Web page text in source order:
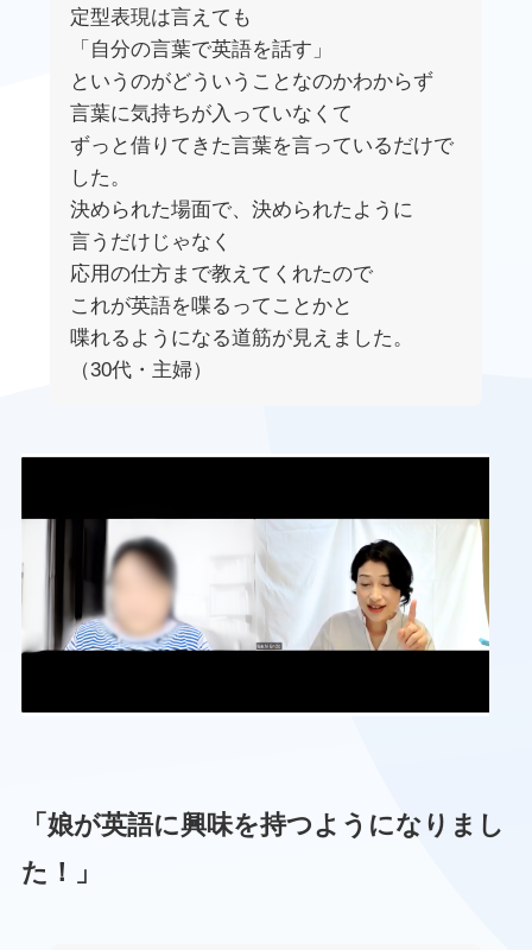
定型表現は言えても
「自分の言葉で英語を話す」
というのがどういうことなのかわからず
言葉に気持ちが入っていなくて
ずっと借りてきた言葉を言っているだけで
した。
決められた場面で、決められたように
言うだけじゃなく
応用の仕方まで教えてくれたので
これが英語を喋るってことかと
喋れるようになる道筋が見えました。
（30代・主婦）
「娘が英語に興味を持つようになりまし
た！」